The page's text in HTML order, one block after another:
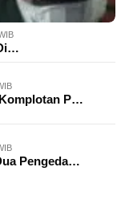
P…
Pengeda…